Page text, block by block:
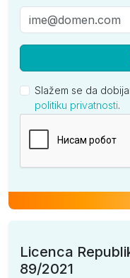
Slažem se da
politiku privatnosti.
Licenca
89/2021